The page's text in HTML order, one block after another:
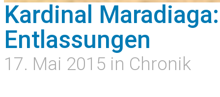
Kardinal
Entlassungen
17. Mai 2015 in Chronik